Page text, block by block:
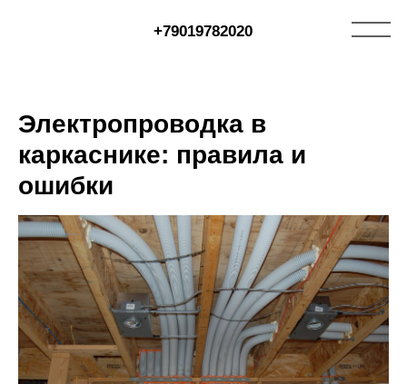
+79019782020
Электропроводка в
каркаснике: правила и
ошибки